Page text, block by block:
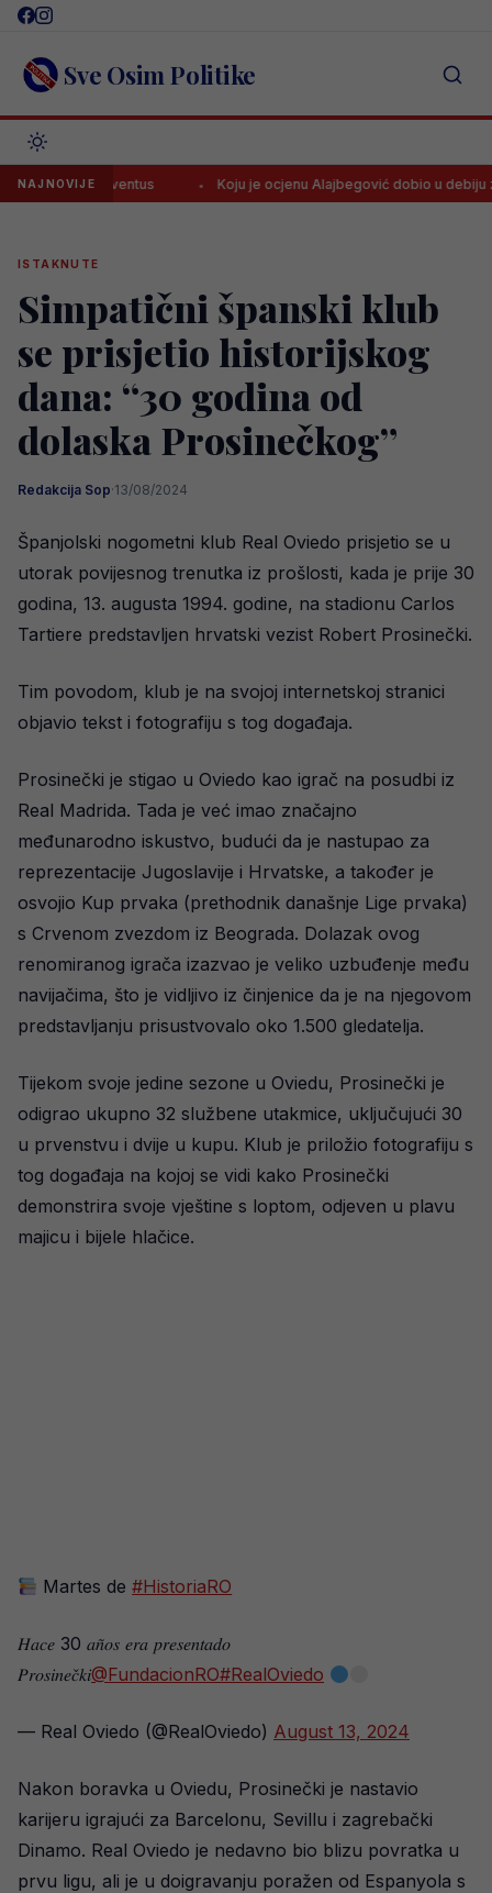
Skip
content Sve Osim Politike
NAJNOVIJE
za Juventus Koju je ocjenu Alajbegović dobio u debiju za
ISTAKNUTE
Simpatični španski klub
se prisjetio historijskog
dana: “30 godina od
dolaska Prosinečkog”
Redakcija Sop·13/08/2024
Španjolski nogometni klub Real Oviedo prisjetio se u
utorak povijesnog trenutka iz prošlosti, kada je prije 30
godina, 13. augusta 1994. godine, na stadionu Carlos
Tartiere predstavljen hrvatski vezist Robert Prosinečki.
Tim povodom, klub je na svojoj internetskoj stranici
objavio tekst i fotografiju s tog događaja.
Prosinečki je stigao u Oviedo kao igrač na posudbi iz
Real Madrida. Tada je već imao značajno
međunarodno iskustvo, budući da je nastupao za
reprezentacije Jugoslavije i Hrvatske, a također je
osvojio Kup prvaka (prethodnik današnje Lige prvaka)
s Crvenom zvezdom iz Beograda. Dolazak ovog
renomiranog igrača izazvao je veliko uzbuđenje među
navijačima, što je vidljivo iz činjenice da je na njegovom
predstavljanju prisustvovalo oko 1.500 gledatelja.
Tijekom svoje jedine sezone u Oviedu, Prosinečki je
odigrao ukupno 32 službene utakmice, uključujući 30
u prvenstvu i dvije u kupu. Klub je priložio fotografiju s
tog događaja na kojoj se vidi kako Prosinečki
demonstrira svoje vještine s loptom, odjeven u plavu
majicu i bijele hlačice.
Martes de#HistoriaRO
𝐻𝑎𝑐𝑒 30 𝑎𝑛̃𝑜𝑠 𝑒𝑟𝑎 𝑝𝑟𝑒𝑠𝑒𝑛𝑡𝑎𝑑𝑜
𝑃𝑟𝑜𝑠𝑖𝑛𝑒𝑐̌𝑘𝑖@FundacionRO#RealOviedo
— Real Oviedo (@RealOviedo) August 13, 2024
Nakon boravka u Oviedu, Prosinečki je nastavio
karijeru igrajući za Barcelonu, Sevillu i zagrebački
Dinamo. Real Oviedo je nedavno bio blizu povratka u
prvu ligu, ali je u doigravanju poražen od Espanyola s